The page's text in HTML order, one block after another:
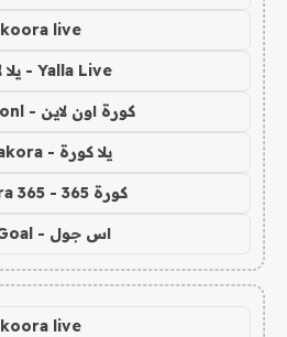
koora live
Yalla Live - يلا لايف
كورة اون لاين - koora onl
يلا كورة - yallakora
كورة 365 - kooora 365
اس جول - AS Goal
koora live